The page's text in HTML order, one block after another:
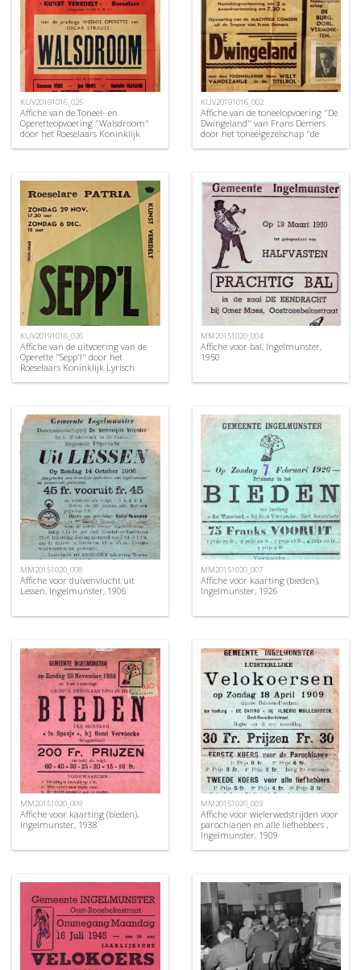
KUV20191016_025
Affiche van de Toneel- en
Operetteopvoering "Walsdroom"
door het Roeselaars Koninklijk
KUV20191016_002
Affiche van de toneelopvoering "De
Dwingeland" van Frans Demers
door het toneelgezelschap "de
KUV20191016_026
Affiche van de uitvoering van de
Operette "Sepp'l" door het
Roeselaars Koninklijk Lyrisch
MM20151020_004
Affiche voor bal, Ingelmunster,
1950
MM20151020_008
Affiche voor duivenvlucht uit
Lessen, Ingelmunster, 1906
MM20151020_007
Affiche voor kaarting (bieden),
Ingelmunster, 1926
MM20151020_009
Affiche voor kaarting (bieden),
Ingelmunster, 1938
MM20151020_003
Affiche voor wielerwedstrijden voor
parochianen en alle liefhebbers ,
Ingelmunster, 1909